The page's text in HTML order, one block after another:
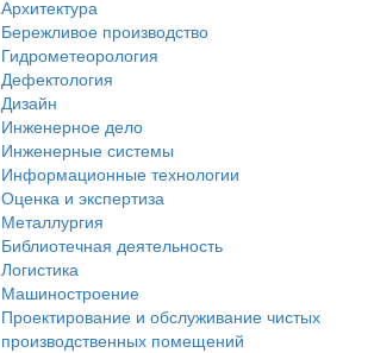
Архитектура
Бережливое производство
Гидрометеорология
Дефектология
Дизайн
Инженерное дело
Инженерные системы
Информационные технологии
Оценка и экспертиза
Металлургия
Библиотечная деятельность
Логистика
Машиностроение
Проектирование и обслуживание чистых
производственных помещений